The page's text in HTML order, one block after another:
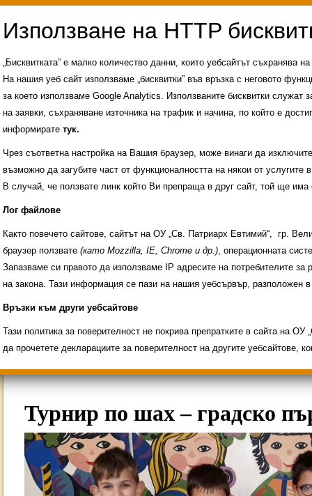
Свободни места за ученици
ИНОВАЦИЯ 2026
Олимпиади 2025/2026
Турнир по шах – градско
„Бисквитката” е малко количество данни, които уебсайтът съхранява
На нашия уеб сайт използваме „бисквитки” във връзка с неговото
за което използваме Google Analytics. Използваните бисквитки служат
на заявки, съхраняване източника на трафик и начина, по който е
информирате тук.
Чрез съответна настройка на Вашия браузер, може винаги да
възможно да загубите част от функционалността на някои от услугите
В случай, че ползвате линк който Ви препраща в друг сайт, той ще има
Лог файлове
Както повечето сайтове, сайтът на ОУ „Св. Патриарх Евтимий“, гр.
браузер ползвате (като Mozzilla, IE, Chrome и др.), операционната
Запазваме си правото да използваме IP адресите на потребителите
на закона. Тази информация се пази на нашия уебсървър,
Връзки към други уебсайтове
Тази политика за поверителност не покрива препратките в сайта на
да прочетете декларациите за поверителност на другите уебсайтове,